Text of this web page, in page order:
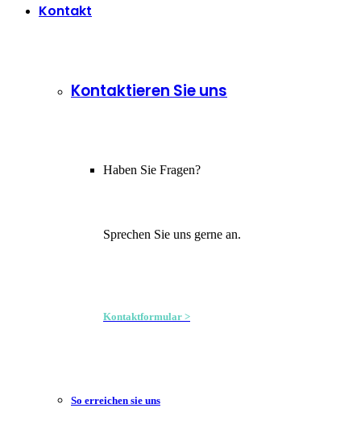
Kontakt
Kontaktieren Sie uns
Haben Sie Fragen?
Sprechen Sie uns gerne an.
Kontaktformular >
So erreichen sie uns